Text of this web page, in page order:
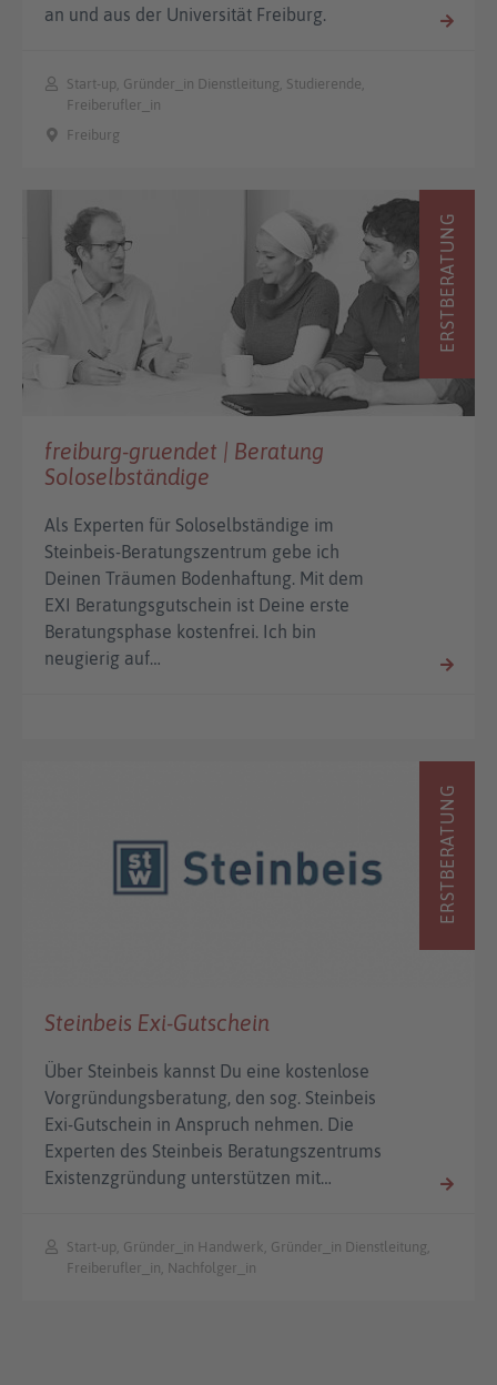
an und aus der Universität Freiburg.
Start-up, Gründer_in Dienstleitung, Studierende,
Freiberufler_in
Freiburg
ERSTBERATUNG
freiburg-gruendet | Beratung
Soloselbständige
Als Experten für Soloselbständige im
Steinbeis-Beratungszentrum gebe ich
Deinen Träumen Bodenhaftung. Mit dem
EXI Beratungsgutschein ist Deine erste
Beratungsphase kostenfrei. Ich bin
neugierig auf…
ERSTBERATUNG
Steinbeis Exi-Gutschein
Über Steinbeis kannst Du eine kostenlose
Vorgründungsberatung, den sog. Steinbeis
Exi-Gutschein in Anspruch nehmen. Die
Experten des Steinbeis Beratungszentrums
Existenzgründung unterstützen mit…
Start-up, Gründer_in Handwerk, Gründer_in Dienstleitung,
Freiberufler_in, Nachfolger_in